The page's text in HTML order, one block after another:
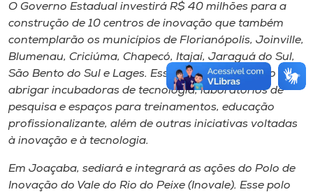
O Governo Estadual investirá R$ 40 milhões para a
construção de 10 centros de inovação que também
contemplarão os municípios de Florianópolis, Joinville,
Blumenau, Criciúma, Chapecó, Itajaí, Jaraguá do Sul,
São Bento do Sul e Lages. Esses espaços poderão
abrigar incubadoras de tecnologia, laboratórios de
pesquisa e espaços para treinamentos, educação
profissionalizante, além de outras iniciativas voltadas
à inovação e à tecnologia.
Em Joaçaba, sediará e integrará as ações do Polo de
Inovação do Vale do Rio do Peixe (Inovale). Esse polo